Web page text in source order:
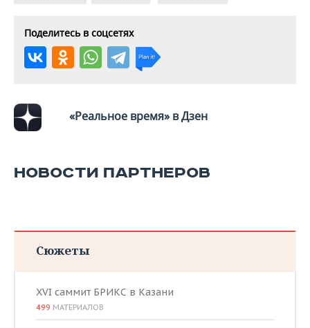
Поделитесь в соцсетях
«Реальное время» в Дзен
НОВОСТИ ПАРТНЕРОВ
Сюжеты
XVI саммит БРИКС в Казани
499 МАТЕРИАЛОВ